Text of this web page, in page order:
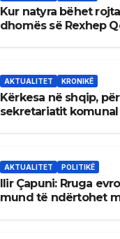
Kur natyra bëhet
dhomës së Rexhep
AKTUALITET KRONIKË
Kërkesa në shqip,
sekretariatit
AKTUALITET POLITIKË
Ilir Çapuni: Rruga
mund të ndërtohet